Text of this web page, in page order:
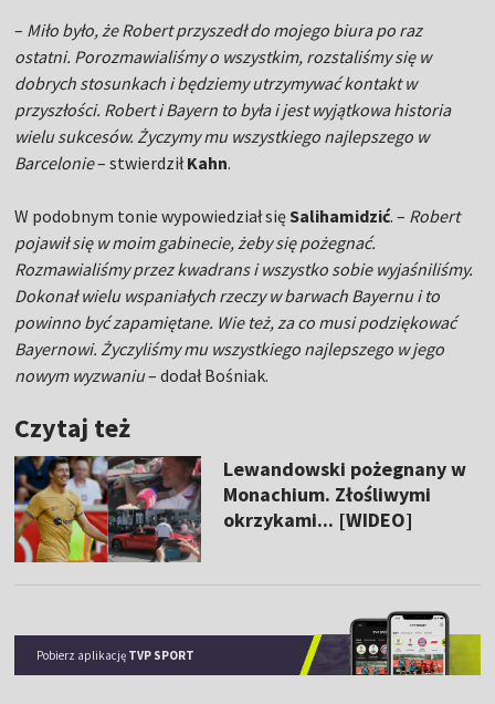
– Miło było, że Robert przyszedł do mojego biura po raz
ostatni. Porozmawialiśmy o wszystkim, rozstaliśmy się w
dobrych stosunkach i będziemy utrzymywać kontakt w
przyszłości. Robert i Bayern to była i jest wyjątkowa historia
wielu sukcesów. Życzymy mu wszystkiego najlepszego w
Barcelonie– stwierdziłKahn.
W podobnym tonie wypowiedział sięSalihamidzić. – Robert
pojawił się w moim gabinecie, żeby się pożegnać.
Rozmawialiśmy przez kwadrans i wszystko sobie wyjaśniliśmy.
Dokonał wielu wspaniałych rzeczy w barwach Bayernu i to
powinno być zapamiętane. Wie też, za co musi podziękować
Bayernowi. Życzyliśmy mu wszystkiego najlepszego w jego
nowym wyzwaniu– dodał Bośniak.
Czytaj też
Lewandowski pożegnany w
Monachium. Złośliwymi
okrzykami... [WIDEO]
Pobierz aplikację TVP SPORT